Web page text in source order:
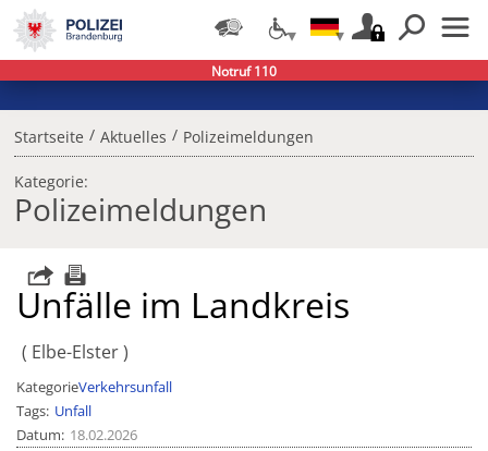
Startseite / Aktuelles / Polizeimeldungen
Kategorie:
Polizeimeldungen
Unfälle im Landkreis
Elbe-Elster
KategorieVerkehrsunfall
Tags Unfall
Datum 18.02.2026
Notruf 110